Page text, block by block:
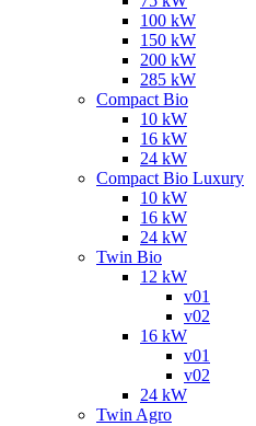
100 kW
150 kW
200 kW
285 kW
Compact Bio
10 kW
16 kW
24 kW
Compact Bio Luxury
10 kW
16 kW
24 kW
Twin Bio
12 kW
v01
v02
16 kW
v01
v02
24 kW
Twin Agro